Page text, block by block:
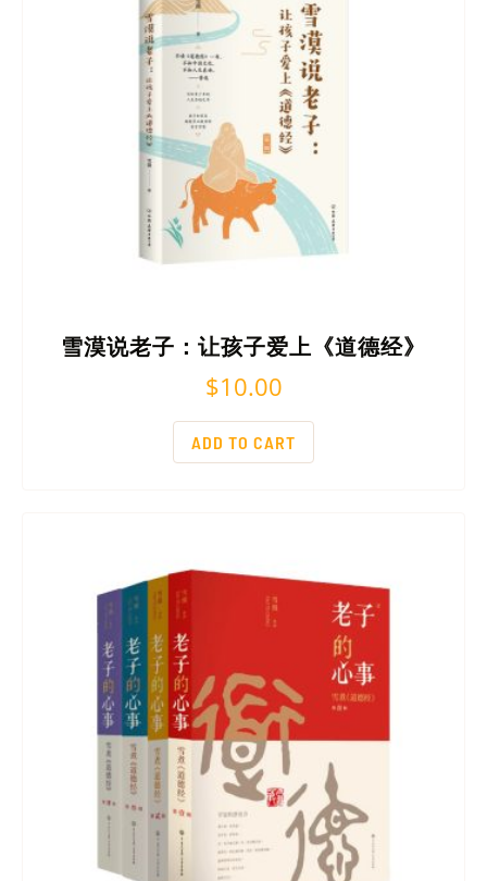
雪漠说老子：让孩子爱上《道德经》
$10.00
ADD TO CART